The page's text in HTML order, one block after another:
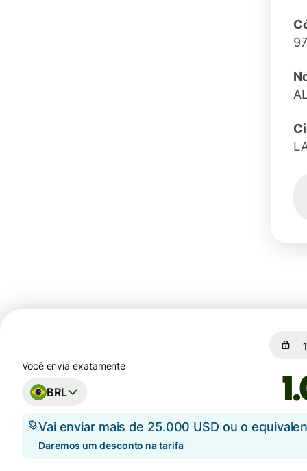
Você envia exatamente
BRL
Vai enviar mais de 25.000 USD ou o
Daremos um desconto na tarifa